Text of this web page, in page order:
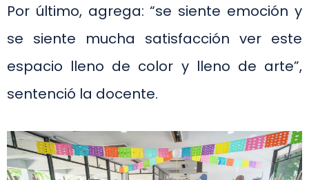
Por último, agrega: “se siente emoción y
se siente mucha satisfacción ver este
espacio lleno de color y lleno de arte”,
sentenció la docente.